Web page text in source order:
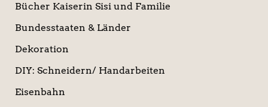
Bücher Kaiserin Sisi und Familie
Bundesstaaten & Länder
Dekoration
DIY: Schneidern/ Handarbeiten
Eisenbahn